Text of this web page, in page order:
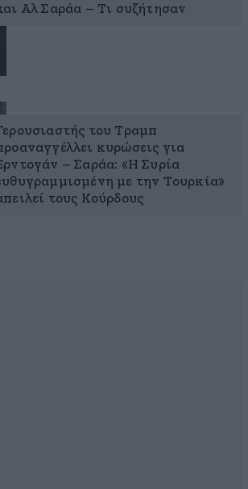
Αλ Σαράα – Τι συζήτησαν
του Τραμπ
κυρώσεις για
– Σαράα: «Η Συρία
με την Τουρκία»
τους Κούρδους